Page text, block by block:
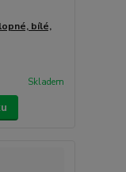
bílé,
Skladem